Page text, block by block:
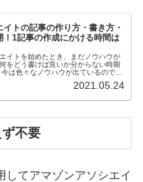
イトの記事の作り方・書き方・
！1記事の作成にかける時間は
イトを始めたとき、まだノウハウが
をどう書けば良いか分からない時期
キーワード選定をしているのかとい
2021.05.24
不要
してアマゾンアソシエイ